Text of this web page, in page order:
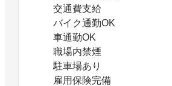
交通費支給
バイク通勤OK
車通勤OK
職場内禁煙
駐車場あり
雇用保険完備